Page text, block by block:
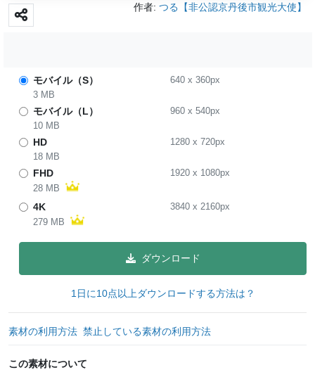
作者: つる【非公認京丹後市観光大使】
モバイル（S） 640x 360px
3 MB
モバイル（L） 960x 540px
10 MB
HD 1280x 720px
18 MB
FHD 1920x 1080px
28 MB
4K 3840x 2160px
279 MB
ダウンロード
1日に10点以上ダウンロードする方法は？
素材の利用方法 禁止している素材の利用方法
この素材について